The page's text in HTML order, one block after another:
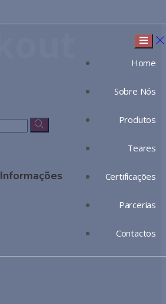
Home
Sobre Nós
Produtos
Teares
Certificações
Parcerias
Contactos
Informações